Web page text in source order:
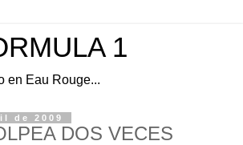
1
en Eau Rouge...
de 2009
DOS VECES